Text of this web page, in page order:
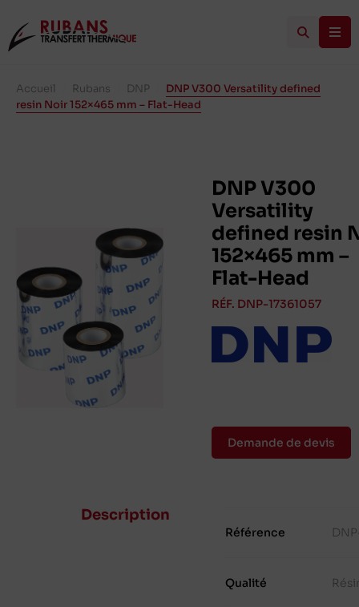
Accueil Rubans DNP
DNP V300 Versatility defined
resin Noir 152×465 mm – Flat-Head
DNP V300
Versatility
defined resin
152×465 mm –
Flat-Head
RÉF. DNP-17361057
Demande de devis
Description
Référence
Qualité